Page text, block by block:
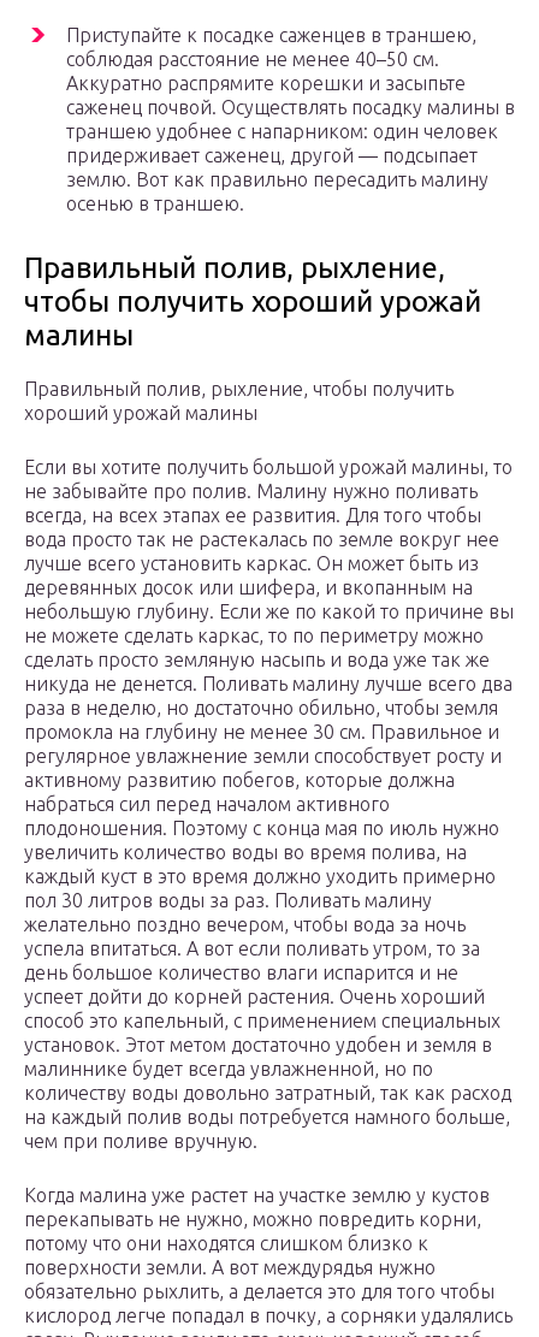
Приступайте к посадке саженцев в траншею,
соблюдая расстояние не менее 40–50 см.
Аккуратно распрямите корешки и засыпьте
саженец почвой. Осуществлять посадку малины в
траншею удобнее с напарником: один человек
придерживает саженец, другой — подсыпает
землю. Вот как правильно пересадить малину
осенью в траншею.
Правильный полив, рыхление,
чтобы получить хороший урожай
малины
Правильный полив, рыхление, чтобы получить
хороший урожай малины
Если вы хотите получить большой урожай малины, то
не забывайте про полив. Малину нужно поливать
всегда, на всех этапах ее развития. Для того чтобы
вода просто так не растекалась по земле вокруг нее
лучше всего установить каркас. Он может быть из
деревянных досок или шифера, и вкопанным на
небольшую глубину. Если же по какой то причине вы
не можете сделать каркас, то по периметру можно
сделать просто земляную насыпь и вода уже так же
никуда не денется. Поливать малину лучше всего два
раза в неделю, но достаточно обильно, чтобы земля
промокла на глубину не менее 30 см. Правильное и
регулярное увлажнение земли способствует росту и
активному развитию побегов, которые должна
набраться сил перед началом активного
плодоношения. Поэтому с конца мая по июль нужно
увеличить количество воды во время полива, на
каждый куст в это время должно уходить примерно
пол 30 литров воды за раз. Поливать малину
желательно поздно вечером, чтобы вода за ночь
успела впитаться. А вот если поливать утром, то за
день большое количество влаги испарится и не
успеет дойти до корней растения. Очень хороший
способ это капельный, с применением специальных
установок. Этот метом достаточно удобен и земля в
малиннике будет всегда увлажненной, но по
количеству воды довольно затратный, так как расход
на каждый полив воды потребуется намного больше,
чем при поливе вручную.
Когда малина уже растет на участке землю у кустов
перекапывать не нужно, можно повредить корни,
потому что они находятся слишком близко к
поверхности земли. А вот междурядья нужно
обязательно рыхлить, а делается это для того чтобы
кислород легче попадал в почку, а сорняки удалялись